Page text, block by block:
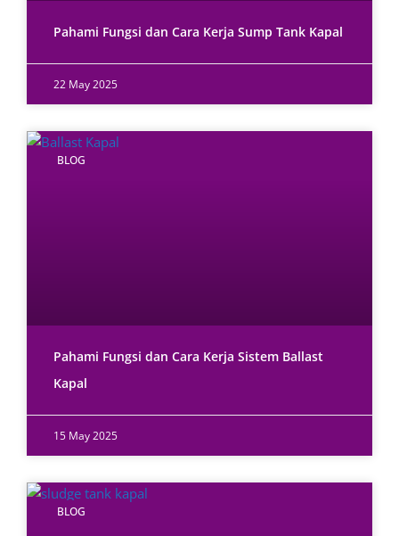
Pahami Fungsi dan Cara Kerja Sump Tank Kapal
22 May 2025
BLOG
Pahami Fungsi dan Cara Kerja Sistem Ballast
Kapal
15 May 2025
BLOG